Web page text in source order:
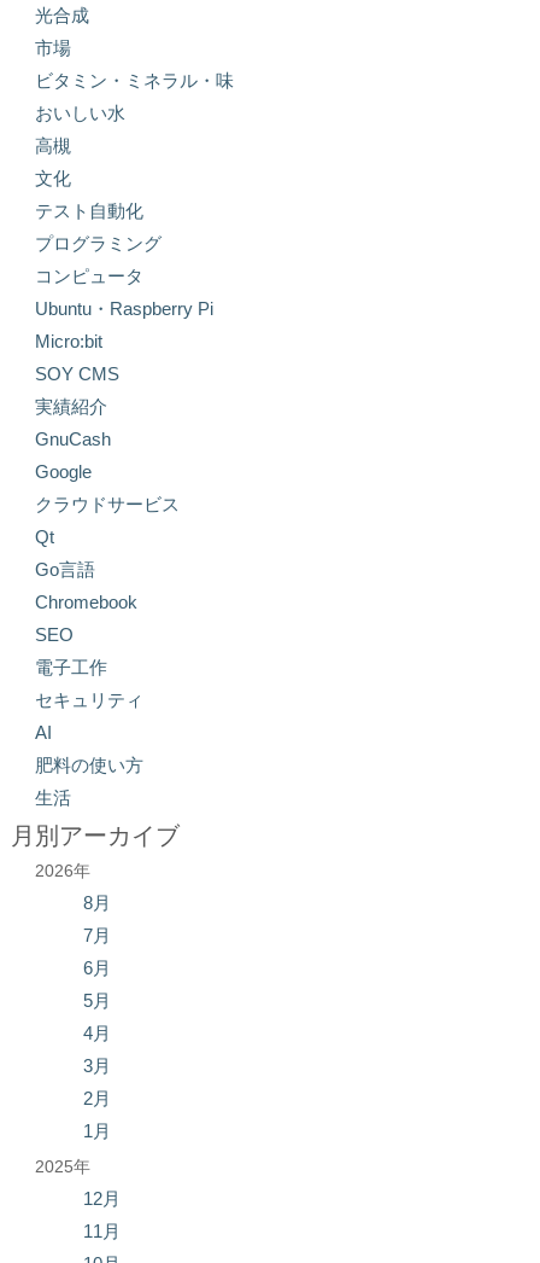
光合成
市場
ビタミン・ミネラル・味
おいしい水
高槻
文化
テスト自動化
プログラミング
コンピュータ
Ubuntu・Raspberry Pi
Micro:bit
SOY CMS
実績紹介
GnuCash
Google
クラウドサービス
Qt
Go言語
Chromebook
SEO
電子工作
セキュリティ
AI
肥料の使い方
生活
月別アーカイブ
2026年
8月
7月
6月
5月
4月
3月
2月
1月
2025年
12月
11月